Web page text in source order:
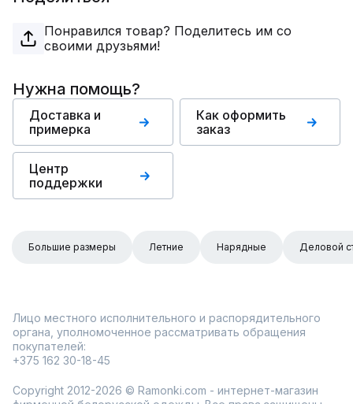
Понравился товар? Поделитесь им со
своими друзьями!
Нужна помощь?
Доставка и
примерка
Как оформить
заказ
Центр
поддержки
Большие размеры Летние Нарядные Деловой
Лицо местного исполнительного и распорядительного
органа, уполномоченное рассматривать обращения
покупателей:
+375 162 30-18-45
Copyright 2012-2026 © Ramonki.com - интернет-магазин